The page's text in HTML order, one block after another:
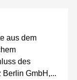
aus dem
des
Berlin GmbH,...